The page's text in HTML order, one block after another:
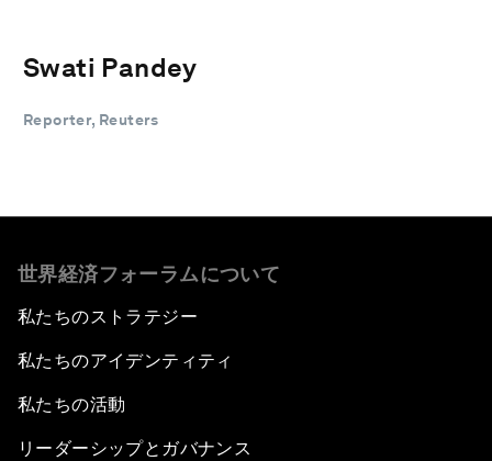
Swati Pandey
Reporter, Reuters
世界経済フォーラムについて
私たちのストラテジー
私たちのアイデンティティ
私たちの活動
リーダーシップとガバナンス